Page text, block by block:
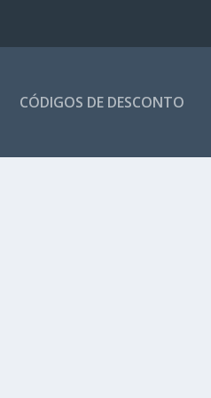
CÓDIGOS DE DESCONTO